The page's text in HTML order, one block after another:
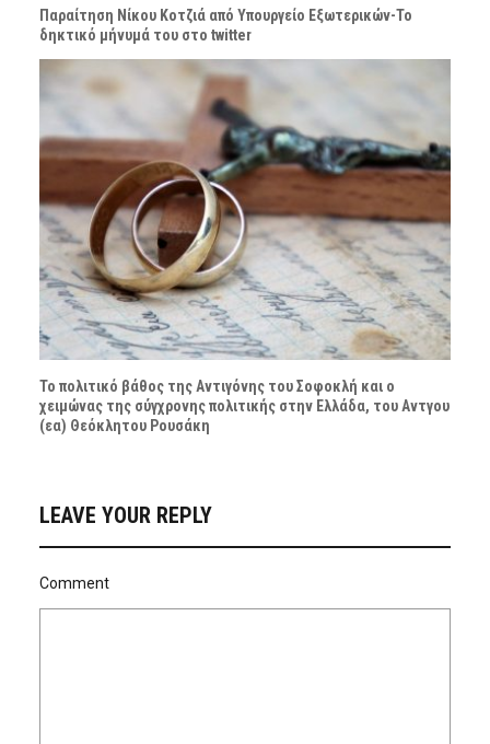
Παραίτηση Νίκου Κοτζιά από Υπουργείο Εξωτερικών-Το
δηκτικό μήνυμά του στο twitter
Το πολιτικό βάθος της Αντιγόνης του Σοφοκλή και ο
χειμώνας της σύγχρονης πολιτικής στην Ελλάδα, του Αντγου
(εα) Θεόκλητου Ρουσάκη
LEAVE YOUR REPLY
Comment